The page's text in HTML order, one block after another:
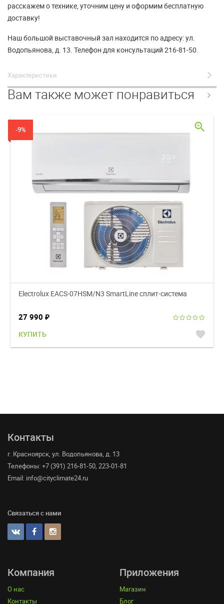
расскажем о технике, уточним цену и оформим бесплатную
доставку!
Наш большой выставочный зал находится по адресу: ул.
Водопьянова, д. 13. Телефон для консультаций 216-81-50.
Характеристики
Вам также может понравиться
-9%
Electrolux EACS-07HSM/N3 SmartLine сплит-система
27 990 ₽
КУПИТЬ favorite
zoom_in
Контакты
г. Красноярск, ул. Водопьянова, д. 13
Телефоны: +7 (391) 216-81-50, 223-01-81
Email: info@cityclimate24.ru
Связаться с нами
Компания
О нас
Контакты
Приложения
Магазин
Блог